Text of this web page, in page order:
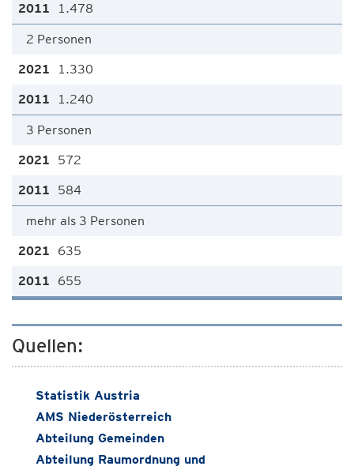
1.478
2 Personen
1.330
1.240
3 Personen
572
584
mehr als 3 Personen
635
655
Quellen:
Statistik Austria
AMS Niederösterreich
Abteilung Gemeinden
Abteilung Raumordnung und